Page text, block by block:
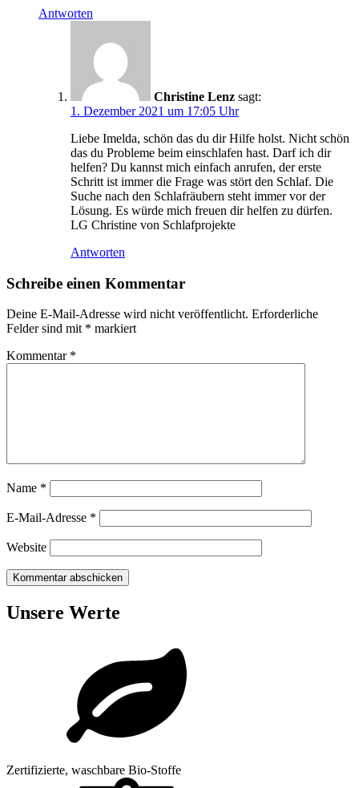
Antworten
Christine Lenz sagt:
1. Dezember 2021 um 17:05 Uhr
Liebe Imelda, schön das du dir Hilfe holst. Nicht schön
das du Probleme beim einschlafen hast. Darf ich dir
helfen? Du kannst mich einfach anrufen, der erste
Schritt ist immer die Frage was stört den Schlaf. Die
Suche nach den Schlafräubern steht immer vor der
Lösung. Es würde mich freuen dir helfen zu dürfen.
LG Christine von Schlafprojekte
Antworten
Schreibe einen Kommentar
Deine E-Mail-Adresse wird nicht veröffentlicht. Erforderliche
Felder sind mit * markiert
Kommentar *
Name *
E-Mail-Adresse *
Website
Unsere Werte
Zertifizierte, waschbare Bio-Stoffe